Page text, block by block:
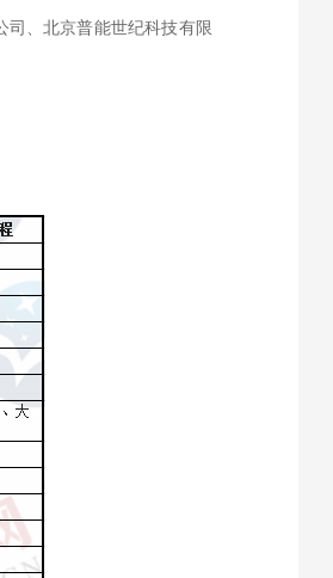
司、北京普能世纪科技有限